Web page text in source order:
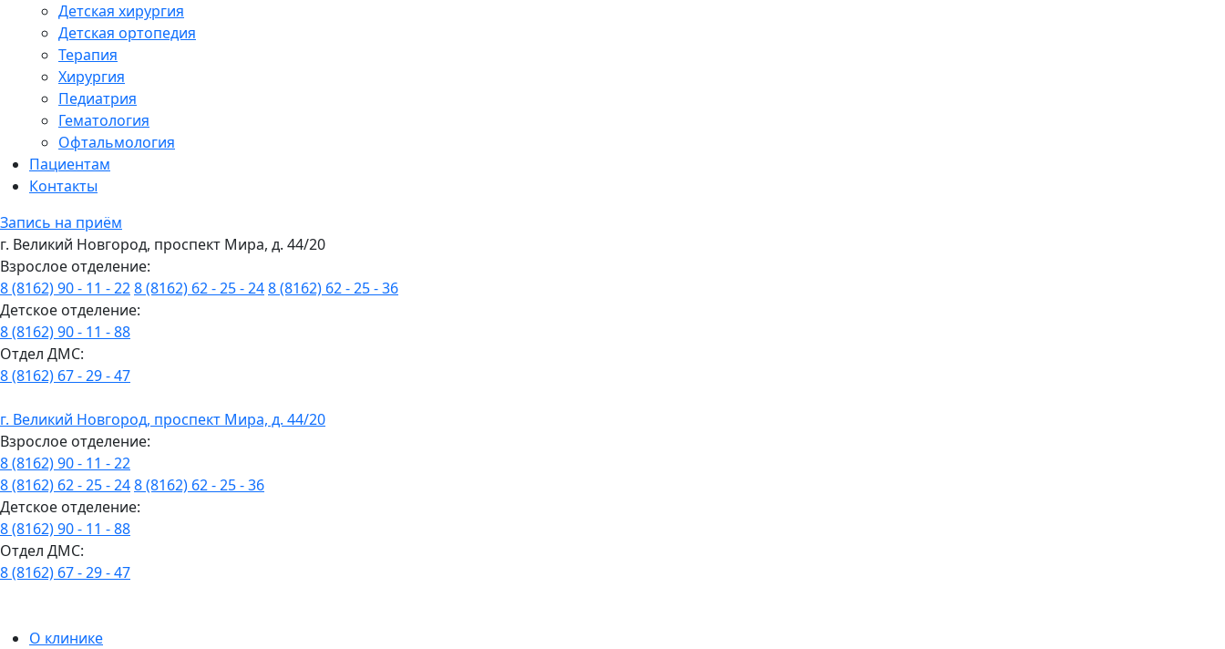
Детская хирургия
Детская ортопедия
Терапия
Хирургия
Педиатрия
Гематология
Офтальмология
Пациентам
Контакты
Запись на приём
г. Великий Новгород, проспект Мира, д. 44/20
Взрослое отделение:
8 (8162) 90 - 11 - 228 (8162) 62 - 25 - 248 (8162) 62 - 25 - 36
Детское отделение:
8 (8162) 90 - 11 - 88
Отдел ДМС:
8 (8162) 67 - 29 - 47
г. Великий Новгород, проспект Мира, д. 44/20
Взрослое отделение:
8 (8162) 90 - 11 - 22
8 (8162) 62 - 25 - 248 (8162) 62 - 25 - 36
Детское отделение:
8 (8162) 90 - 11 - 88
Отдел ДМС:
8 (8162) 67 - 29 - 47
О клинике